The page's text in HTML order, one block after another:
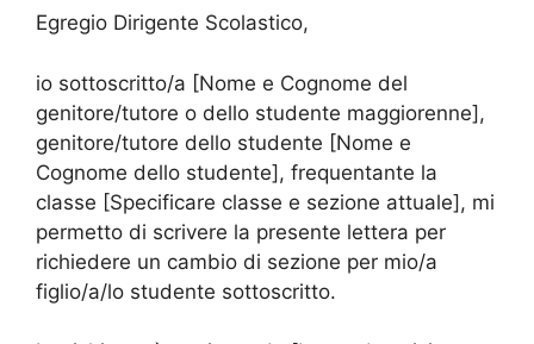
Egregio Dirigente Scolastico,
io sottoscritto/a [Nome e Cognome del
genitore/tutore o dello studente maggiorenne],
genitore/tutore dello studente [Nome e
Cognome dello studente], frequentante la
classe [Specificare classe e sezione attuale], mi
permetto di scrivere la presente lettera per
richiedere un cambio di sezione per mio/a
figlio/a/lo studente sottoscritto.